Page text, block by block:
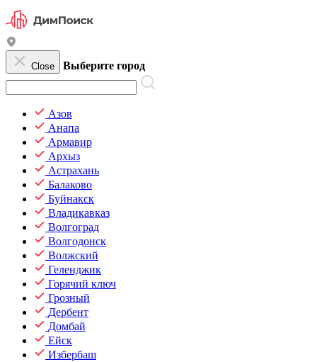
Close Выберите город
Азов
Анапа
Армавир
Архыз
Астрахань
Балаково
Буйнакск
Владикавказ
Волгоград
Волгодонск
Волжский
Геленджик
Горячий ключ
Грозный
Дербент
Домбай
Ейск
Избербаш